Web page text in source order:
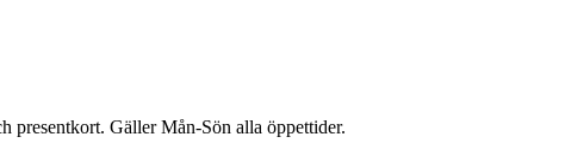
Gäller Mån-Sön alla öppettider.